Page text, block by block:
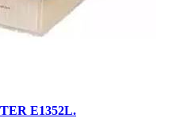
E1352L.